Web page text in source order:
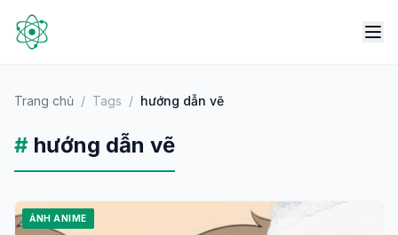
Trang chủ / Tags / hướng dẫn vẽ
# hướng dẫn vẽ
ẢNH ANIME